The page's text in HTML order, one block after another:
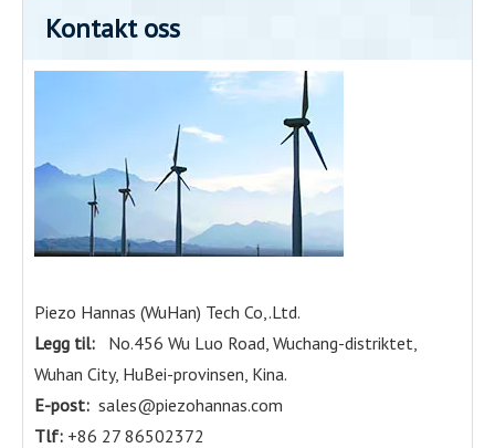
Kontakt oss
Piezo Hannas (WuHan) Tech Co,.Ltd.
Legg til:
No.456 Wu Luo Road, Wuchang-distriktet,
Wuhan City, HuBei-provinsen, Kina.
E-post: sales@piezohannas.com
Tlf: +86 27 86502372